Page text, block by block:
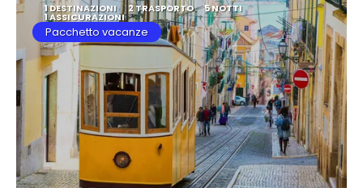
1 DESTINAZIONI 2 TRASPORTO 5 NOTTI
1 ASSICURAZIONI
Pacchetto vacanze